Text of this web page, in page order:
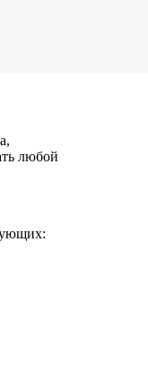
любой